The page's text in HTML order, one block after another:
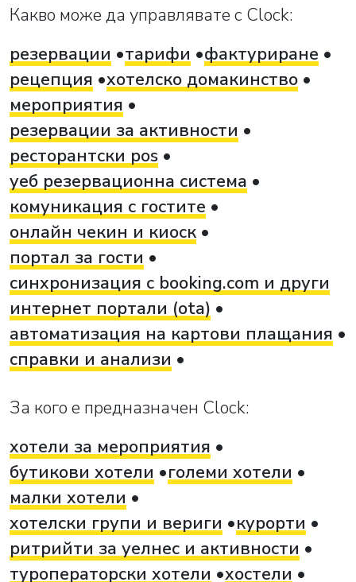
Какво може да управлявате с Clock:
резервации
тарифи
фактуриране
рецепция хотелско домакинство
мероприятия
резервации за активности
ресторантски pos
уеб резервационна система
комуникация с гостите
онлайн чекин и киоск
портал за гости
синхронизация с booking.com и други
интернет портали (ota)
автоматизация на картови плащания
справки и анализи
За кого е предназначен Clock:
хотели за мероприятия
бутикови хотели
големи хотели
малки хотели
хотелски групи и вериги
курорти
ритрийти за уелнес и активности
туроператорски хотели
хостели